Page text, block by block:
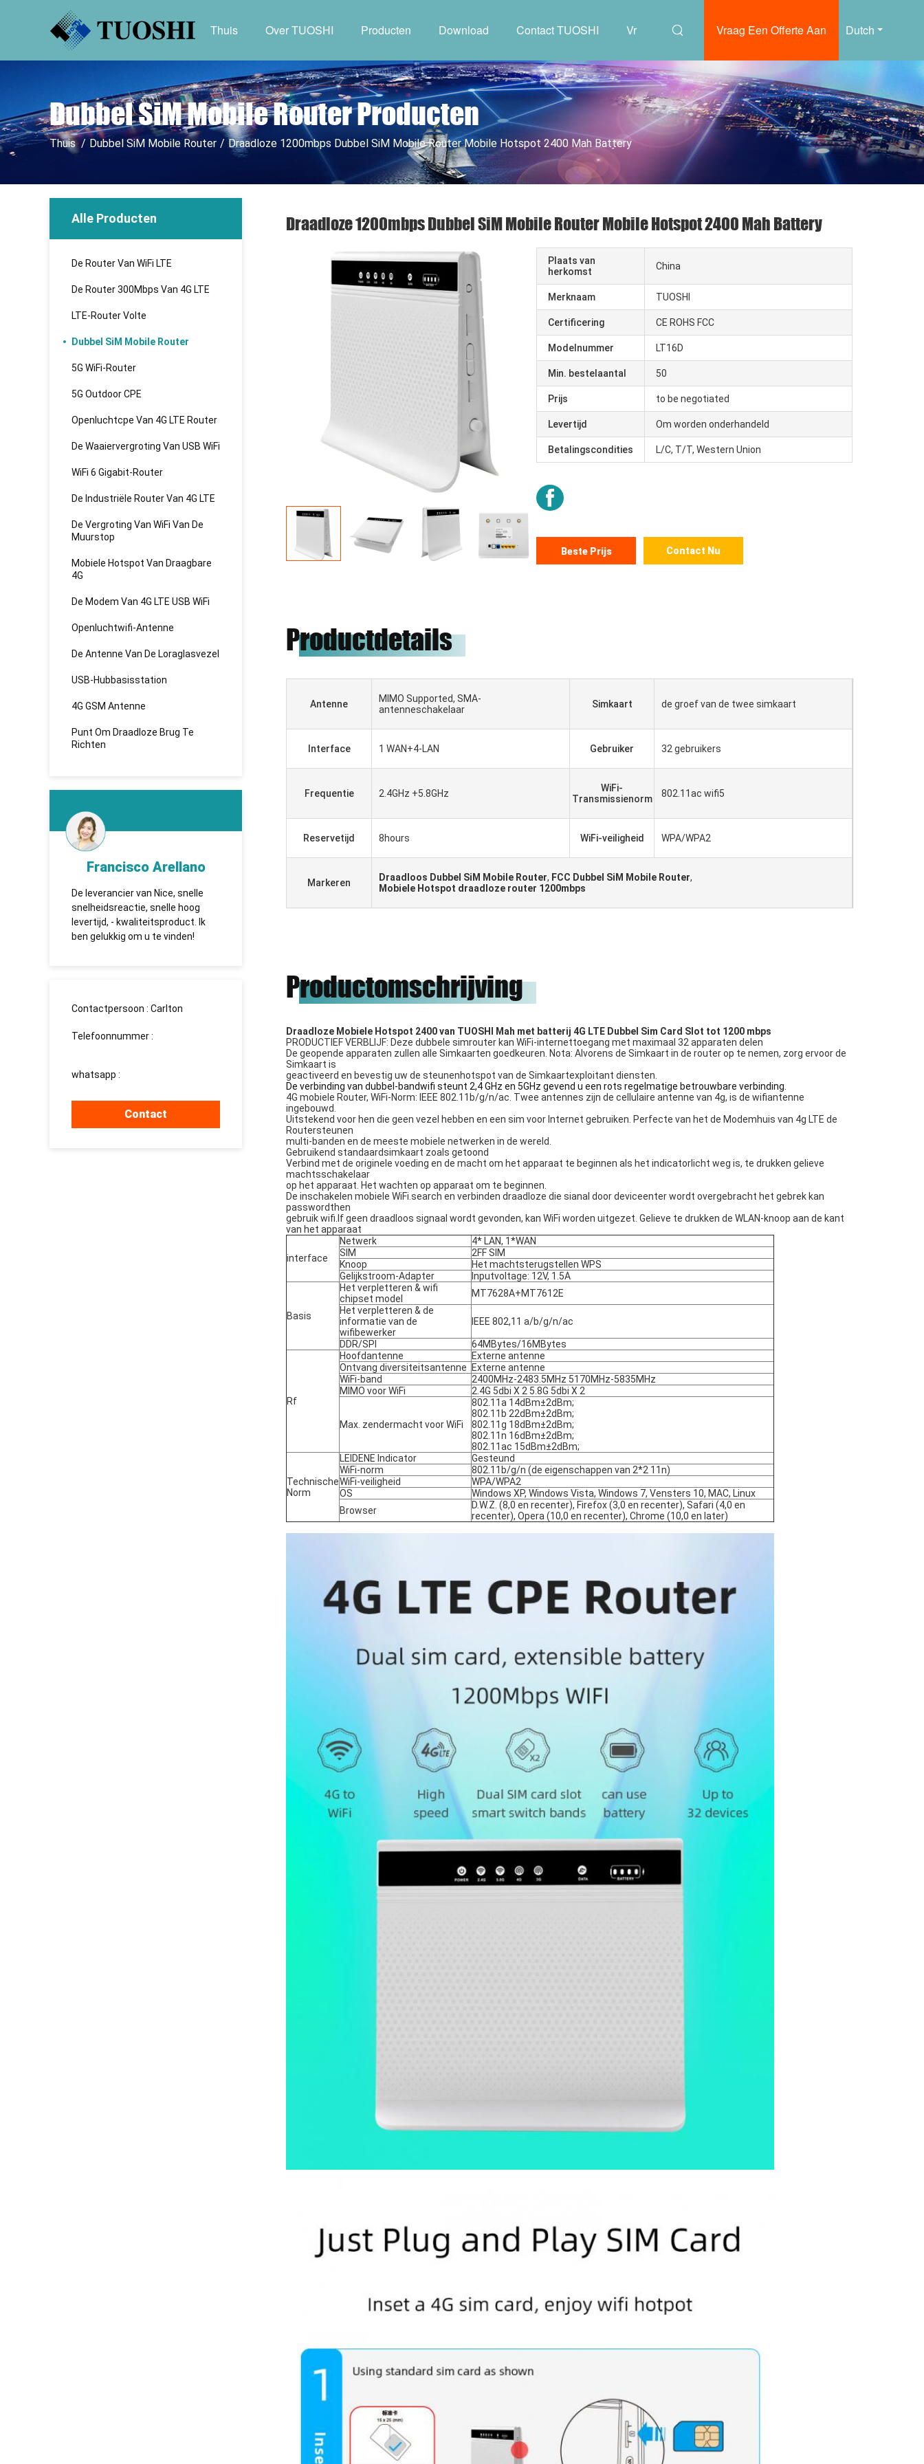
Dutch
Vraag Een Offerte Aan
Thuis Over TUOSHI Producten Download Contact TUOSHI Vr
Dubbel SiM Mobile Router Producten
Thuis / Dubbel SiM Mobile Router / Draadloze 1200mbps Dubbel SiM Mobile Router Mobile Hotspot 2400 Mah Battery
Alle Producten
De Router Van WiFi LTE
De Router 300Mbps Van 4G LTE
LTE-Router Volte
Dubbel SiM Mobile Router
5G WiFi-Router
5G Outdoor CPE
Openluchtcpe Van 4G LTE Router
De Waaiervergroting Van USB WiFi
WiFi 6 Gigabit-Router
De Industriële Router Van 4G LTE
De Vergroting Van WiFi Van De
Muurstop
Mobiele Hotspot Van Draagbare
4G
De Modem Van 4G LTE USB WiFi
Openluchtwifi-Antenne
De Antenne Van De Loraglasvezel
USB-Hubbasisstation
4G GSM Antenne
Punt Om Draadloze Brug Te
Richten
Arellano
van Nice, snelle
snelle hoog
- kwaliteitsproduct. Ik
gelukkig om u te vinden!
KHADBAATAR
TUOSHI - надежная компания,
которая впервые установила
сотрудничество и имеет
долгосрочное сотрудничество.
Wij zijn aan het samenwerken
met 5 jaar geweest, zij goede
Contactpersoon : Carlton
Telefoonnummer :
whatsapp :
Contact
Draadloze 1200mbps Dubbel SiM Mobile Router Mobile Hotspot 2400 Mah Battery
Plaats van
herkomst
China
Merknaam TUOSHI
Certificering CE ROHS FCC
Modelnummer LT16D
Min. bestelaantal 50
Prijs to be negotiated
Levertijd Om worden onderhandeld
Betalingscondities L/C, T/T, Western Union
Beste Prijs Contact Nu
Productdetails
Antenne
MIMO Supported, SMA-
antenneschakelaar
Simkaart de groef van de twee simkaart
Interface 1 WAN+4-LAN Gebruiker 32 gebruikers
Frequentie 2.4GHz +5.8GHz
WiFi-
Transmissienorm
802.11ac wifi5
Reservetijd 8hours WiFi-veiligheid WPA/WPA2
Markeren Draadloos Dubbel SiM Mobile Router, FCC Dubbel SiM Mobile Router,
Mobiele Hotspot draadloze router 1200mbps
Productomschrijving
Draadloze Mobiele Hotspot 2400 van TUOSHI Mah met batterij 4G LTE Dubbel Sim Card Slot tot 1200 mbps
PRODUCTIEF VERBLIJF: Deze dubbele simrouter kan WiFi-internettoegang met maximaal 32 apparaten delen
De geopende apparaten zullen alle Simkaarten goedkeuren. Nota: Alvorens de Simkaart in de router op te nemen, zorg ervoor de
Simkaart is
geactiveerd en bevestig uw de steunenhotspot van de Simkaartexploitant diensten.
De verbinding van dubbel-bandwifi steunt 2,4 GHz en 5GHz gevend u een rots regelmatige betrouwbare verbinding.
4G mobiele Router, WiFi-Norm: IEEE 802.11b/g/n/ac. Twee antennes zijn de cellulaire antenne van 4g, is de wifiantenne
ingebouwd.
Uitstekend voor hen die geen vezel hebben en een sim voor Internet gebruiken. Perfecte van het de Modemhuis van 4g LTE de
Routersteunen
multi-banden en de meeste mobiele netwerken in de wereld.
Gebruikend standaardsimkaart zoals getoond
Verbind met de originele voeding en de macht om het apparaat te beginnen als het indicatorlicht weg is, te drukken gelieve
machtsschakelaar
op het apparaat. Het wachten op apparaat om te beginnen.
De inschakelen mobiele WiFi.search en verbinden draadloze die sianal door deviceenter wordt overgebracht het gebrek kan
passwordthen
gebruik wifi.lf geen draadloos signaal wordt gevonden, kan WiFi worden uitgezet. Gelieve te drukken de WLAN-knoop aan de kant
van het apparaat
interface
Netwerk
4* LAN, 1*WAN
SIM
2FF SIM
Knoop
Het machtsterugstellen WPS
Gelijkstroom-Adapter
Inputvoltage: 12V, 1.5A
Basis
Het verpletteren & wifi
chipset model
MT7628A+MT7612E
Het verpletteren & de
informatie van de
wifibewerker
IEEE 802,11 a/b/g/n/ac
DDR/SPI 64MBytes/16MBytes
Rf
Hoofdantenne
Externe antenne
Ontvang diversiteitsantenne
Externe antenne
WiFi-band
2400MHz-2483.5MHz 5170MHz-5835MHz
MIMO voor WiFi
2.4G 5dbi X 2 5.8G 5dbi X 2
Max. zendermacht voor WiFi
802.11a 14dBm±2dBm;
802.11b 22dBm±2dBm;
802.11g 18dBm±2dBm;
802.11n 16dBm±2dBm;
802.11ac 15dBm±2dBm;
Technische
Norm
LEIDENE Indicator
Gesteund
WiFi-norm
802.11b/g/n (de eigenschappen van 2*2 11n)
WiFi-veiligheid
WPA/WPA2
OS
Windows XP, Windows Vista, Windows 7, Vensters 10, MAC, Linux
Browser
D.W.Z. (8,0 en recenter), Firefox (3,0 en recenter), Safari (4,0 en
recenter), Opera (10,0 en recenter), Chrome (10,0 en later)